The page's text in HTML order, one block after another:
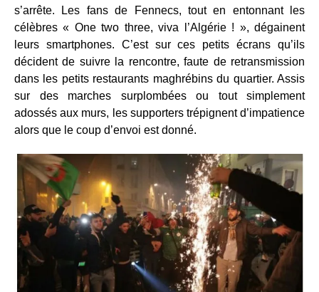
s’arrête. Les fans de Fennecs, tout en entonnant les
célèbres « One two three, viva l’Algérie ! », dégainent
leurs smartphones. C’est sur ces petits écrans qu’ils
décident de suivre la rencontre, faute de retransmission
dans les petits restaurants maghrébins du quartier. Assis
sur des marches surplombées ou tout simplement
adossés aux murs, les supporters trépignent d’impatience
alors que le coup d’envoi est donné.